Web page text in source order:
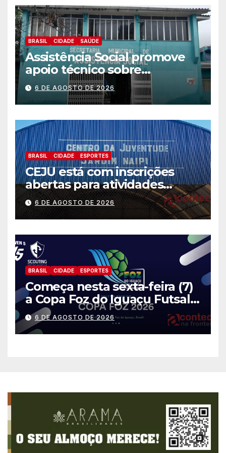
BRASIL CIDADE SAÚDE
Assistência Social promove
apoio técnico sobre
preparação e resposta a
situações de emergência e
calamidade pública
6 DE AGOSTO DE 2026
BRASIL CIDADE ESPORTES
CEJU está com inscrições
abertas para atividades
gratuitas
6 DE AGOSTO DE 2026
BRASIL CIDADE ESPORTES
Começa nesta sexta-feira (7)
a Copa Foz do Iguaçu Futsal
2026 com equipes de quatro
países
6 DE AGOSTO DE 2026